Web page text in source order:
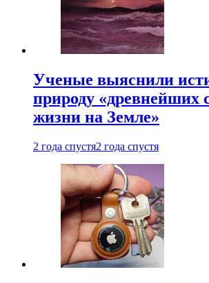
Ученые выяснили
природу «древнейших
жизни на Земле»
2 года спустя2 года спустя